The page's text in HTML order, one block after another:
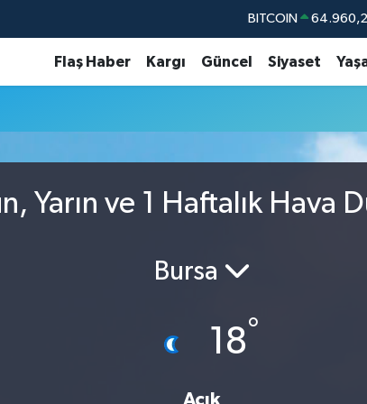
BITCOIN
EURO
GRAM ALTIN
Flaş Haber Kargı Güncel Siyaset
Yarın ve 1 Haftalık Hava
Bursa
18°
Açık